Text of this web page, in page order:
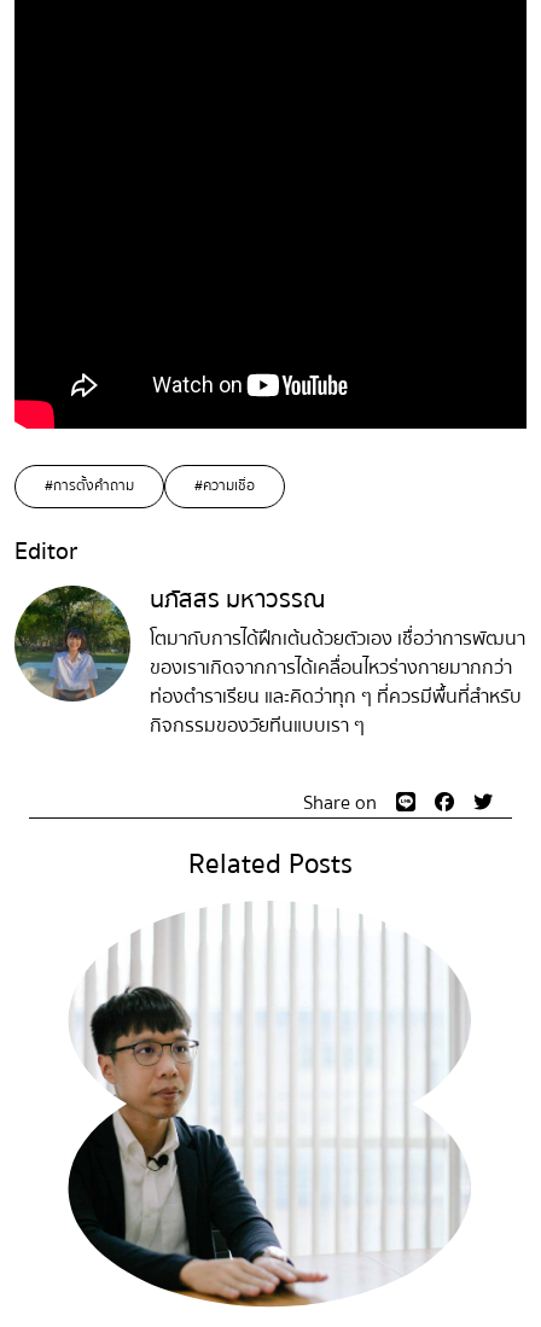
#การตั้งคำถาม #ความเชื่อ
Editor
นภัสสร มหาวรรณ
โตมากับการได้ฝึกเต้นด้วยตัวเอง เชื่อว่าการพัฒนา
ของเราเกิดจากการได้เคลื่อนไหวร่างกายมากกว่า
ท่องตำราเรียน และคิดว่าทุก ๆ ที่ควรมีพื้นที่สำหรับ
กิจกรรมของวัยทีนแบบเรา ๆ
Share on
Related Posts